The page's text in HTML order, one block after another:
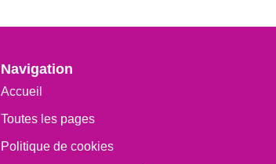
Navigation
Accueil
Toutes les pages
Politique de cookies